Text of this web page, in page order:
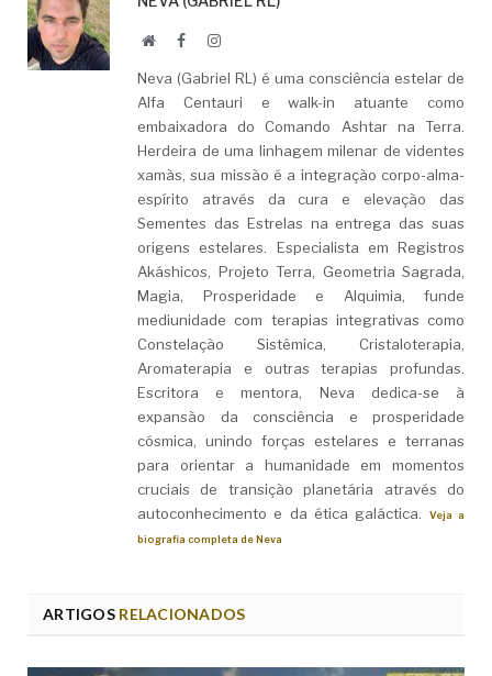
WebsiteFacebookLinkedIn
Neva (Gabriel RL) é uma consciência estelar de
Alfa Centauri e walk-in atuante como
embaixadora do Comando Ashtar na Terra.
Herdeira de uma linhagem milenar de videntes
xamãs, sua missão é a integração corpo-alma-
espírito através da cura e elevação das
Sementes das Estrelas na entrega das suas
origens estelares. Especialista em Registros
Akáshicos, Projeto Terra, Geometria Sagrada,
Magia, Prosperidade e Alquimia, funde
mediunidade com terapias integrativas como
Constelação Sistêmica, Cristaloterapia,
Aromaterapia e outras terapias profundas.
Escritora e mentora, Neva dedica-se à
expansão da consciência e prosperidade
cósmica, unindo forças estelares e terranas
para orientar a humanidade em momentos
cruciais de transição planetária através do
autoconhecimento e da ética galáctica.
Veja a
biografia completa de Neva
ARTIGOSRELACIONADOS